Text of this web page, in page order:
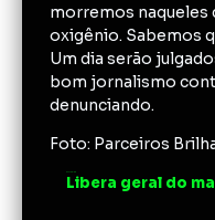
morremos naqueles
oxigênio. Sabemos
Um dia serão
bom jornalismo
denunciando.
Foto: Parceiros